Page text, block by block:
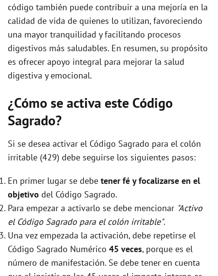
código también puede contribuir a una mejoría en la
calidad de vida de quienes lo utilizan, favoreciendo
una mayor tranquilidad y facilitando procesos
digestivos más saludables. En resumen, su propósito
es ofrecer apoyo integral para mejorar la salud
digestiva y emocional.
¿Cómo se activa este Código
Sagrado?
Si se desea activar el Código Sagrado para el colón
irritable (429) debe seguirse los siguientes pasos:
En primer lugar se debe tener fé y focalizarse en el
objetivo del Código Sagrado.
Para empezar a activarlo se debe mencionar "Activo
el Código Sagrado para el colón irritable".
Una vez empezada la activación, debe repetirse el
Código Sagrado Numérico 45 veces, porque es el
número de manifestación. Se debe tener en cuenta